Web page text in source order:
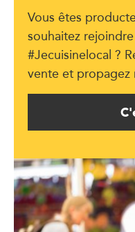
Vous êtes
souhaitez
#Jecuisinelocal ?
vente et propagez